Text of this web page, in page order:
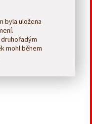
byla uložena
mohl během